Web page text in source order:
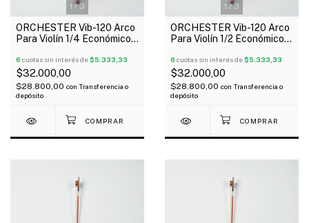
1 /3
ORCHESTER Vib-120 Arco
Para Violín 1/4 Económico
6 cuotas sin interés de$5.333,33
$32.000,00
$28.800,00 con Transferencia o
depósito
1 /3
ORCHESTER Vib-120 Arco
Para Violín 1/2 Económico
6 cuotas sin interés de$5.333,33
$32.000,00
$28.800,00 con Transferencia o
depósito